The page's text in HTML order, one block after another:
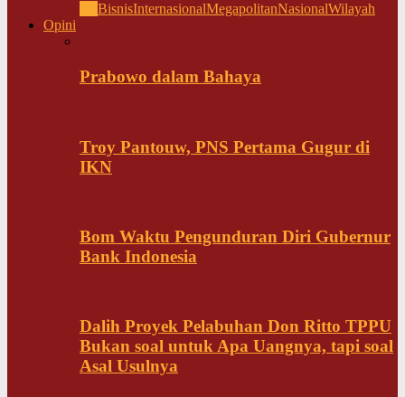
BisnisInternasionalMegapolitanNasionalWilayah
Opini
Prabowo dalam Bahaya
Troy Pantouw, PNS Pertama Gugur di
IKN
Bom Waktu Pengunduran Diri Gubernur
Bank Indonesia
Dalih Proyek Pelabuhan Don Ritto TPPU
Bukan soal untuk Apa Uangnya, tapi soal
Asal Usulnya